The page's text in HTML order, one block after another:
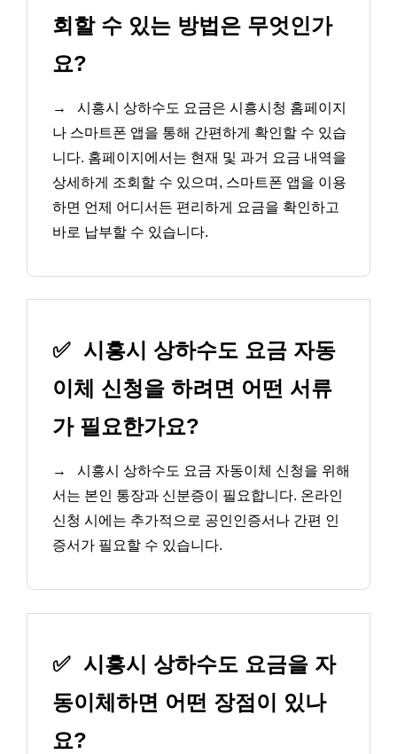
회할 수 있는 방법은 무엇인가
요?
→
시흥시 상하수도 요금은 시흥시청 홈페이지
나 스마트폰 앱을 통해 간편하게 확인할 수 있습
니다. 홈페이지에서는 현재 및 과거 요금 내역을
상세하게 조회할 수 있으며, 스마트폰 앱을 이용
하면 언제 어디서든 편리하게 요금을 확인하고
바로 납부할 수 있습니다.
✅ 시흥시 상하수도 요금 자동
이체 신청을 하려면 어떤 서류
가 필요한가요?
→
시흥시 상하수도 요금 자동이체 신청을 위해
서는 본인 통장과 신분증이 필요합니다. 온라인
신청 시에는 추가적으로 공인인증서나 간편 인
증서가 필요할 수 있습니다.
✅ 시흥시 상하수도 요금을 자
동이체하면 어떤 장점이 있나
요?